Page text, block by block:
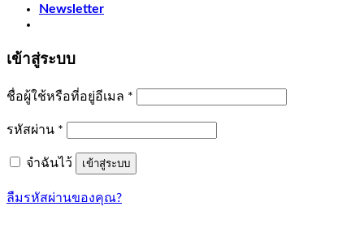
Newsletter
เข้าสู่ระบบ
ชื่อผู้ใช้หรือที่อยู่อีเมล *
รหัสผ่าน *
จำฉันไว้ เข้าสู่ระบบ
ลืมรหัสผ่านของคุณ?